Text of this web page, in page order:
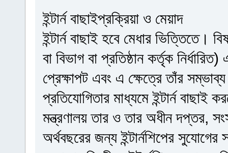
ইন্টার্ন বাছাইপ্রক্রিয়া ও মেয়াদ
ইন্টার্ন বাছাই হবে মেধার ভিত্তিতে।
বা বিভাগ বা প্রতিষ্ঠান কর্তৃক
প্রেক্ষাপট এবং এ ক্ষেত্রে তাঁর
প্রতিযোগিতার মাধ্যমে ইন্টার্ন
মন্ত্রণালয় তার ও তার অধীন দপ্তর,
অর্থবছরের জন্য ইন্টার্নশিপের